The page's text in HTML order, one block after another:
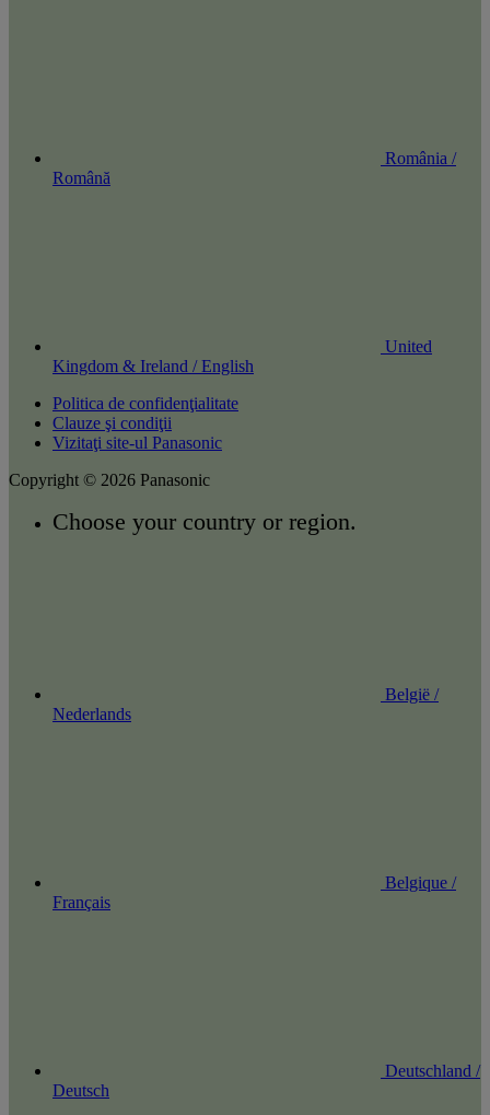
România /
Română
United
Kingdom & Ireland / English
Politica de confidenţialitate
Clauze şi condiţii
Vizitaţi site-ul Panasonic
Copyright © 2026 Panasonic
Choose your country or region.
België /
Nederlands
Belgique /
Français
Deutschland /
Deutsch